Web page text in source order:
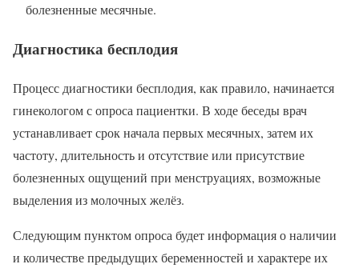
болезненные месячные.
Диагностика бесплодия
Процесс диагностики бесплодия, как правило, начинается
гинекологом с опроса пациентки. В ходе беседы врач
устанавливает срок начала первых месячных, затем их
частоту, длительность и отсутствие или присутствие
болезненных ощущений при менструациях, возможные
выделения из молочных желёз.
Следующим пунктом опроса будет информация о наличии
и количестве предыдущих беременностей и характере их